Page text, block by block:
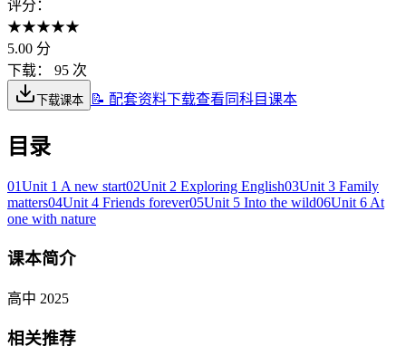
评分：
★★★★★
5.00 分
下载：
95 次
下载课本 📝 配套资料下载查看同科目课本
目录
01Unit 1 A new start02Unit 2 Exploring English03Unit 3 Family
matters04Unit 4 Friends forever05Unit 5 Into the wild06Unit 6 At
one with nature
课本简介
高中 2025
相关推荐